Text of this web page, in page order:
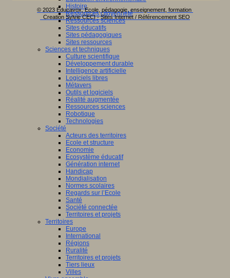
Histoire
Ressources citoyenneté
Ressources sciences
Sites éducatifs
Sites pédagogiques
Sites ressources
Sciences et techniques
Culture scientifique
Développement durable
Intelligence artificielle
Logiciels libres
Métavers
Outils et logiciels
Réalité augmentée
Ressources sciences
Robotique
Technologies
Société
Acteurs des territoires
Ecole et structure
Economie
Ecosystème éducatif
Génération internet
Handicap
Mondialisation
Normes scolaires
Regards sur l’Ecole
Santé
Société connectée
Territoires et projets
Territoires
Europe
International
Régions
Ruralité
Territoires et projets
Tiers lieux
Villes
© 2023 Educavox, Ecole, pédagogie, enseignement, formation
Creation Sylvie CECI - Sites Internet / Référencement SEO